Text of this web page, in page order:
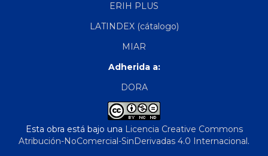
ERIH PLUS
LATINDEX (cátalogo)
MIAR
Adherida a:
DORA
Esta obra está bajo una Licencia Creative Commons
Atribución-NoComercial-SinDerivadas 4.0 Internacional.